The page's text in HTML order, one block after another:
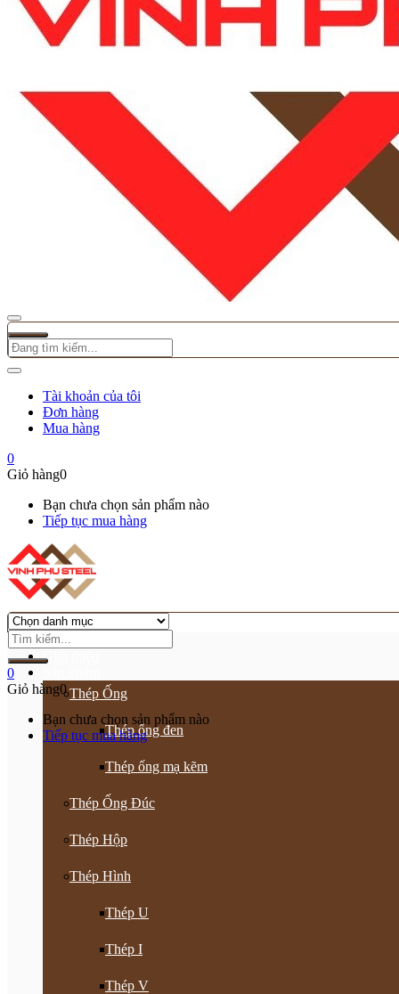
Tài khoản của tôi
Đơn hàng
Mua hàng
0
Giỏ hàng0
Bạn chưa chọn sản phẩm nào
Tiếp tục mua hàng
0
Giỏ hàng0
Bạn chưa chọn sản phẩm nào
Tiếp tục mua hàng
Trang chủ
Giới thiệu
Thép Ống
Thép ống đen
Thép ống mạ kẽm
Thép Ống Đúc
Thép Hộp
Thép Hình
Thép U
Thép I
Thép V